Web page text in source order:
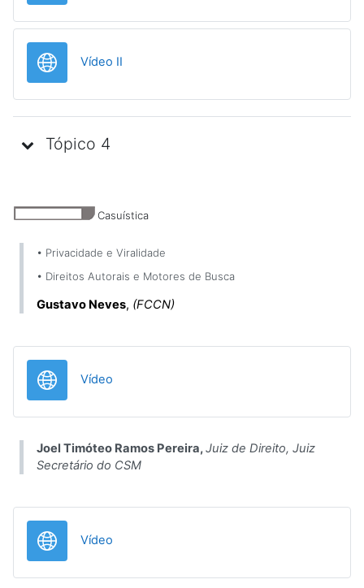
Vídeo II
Tópico 4
Casuística
• Privacidade e Viralidade
• Direitos Autorais e Motores de Busca
Gustavo Neves, (FCCN)
Vídeo
Joel Timóteo Ramos Pereira,Juiz de Direito, Juiz
Secretário do CSM
Vídeo